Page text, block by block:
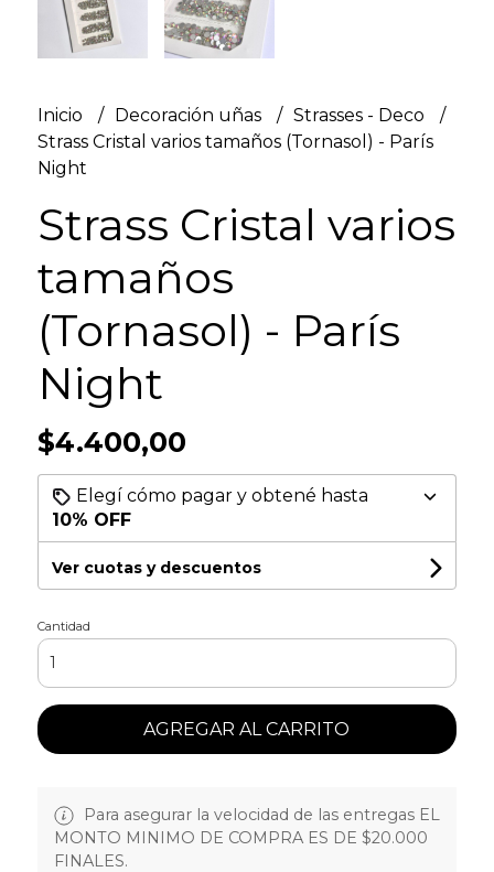
Inicio Decoración uñas
Strasses - Deco
Strass Cristal varios tamaños (Tornasol) - París
Night
Strass Cristal varios
tamaños
(Tornasol) - París
Night
$4.400,00
Elegí cómo pagar y obtené hasta
10% OFF
Ver cuotas y descuentos
Cantidad
AGREGAR AL CARRITO
Para asegurar la velocidad de las entregas EL
MONTO MINIMO DE COMPRA ES DE $20.000
FINALES.